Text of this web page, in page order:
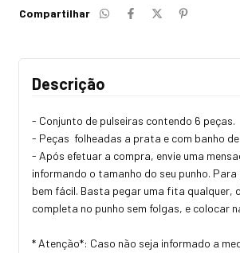
Compartilhar
Descrição
- Conjunto de pulseiras contendo 6 peças.
- Peças folheadas a prata e com banho
- Após efetuar a compra, envie uma
informando o tamanho do seu punho.
bem fácil. Basta pegar uma fita qualquer,
completa no punho sem folgas, e colocar
* Atenção*: Caso não seja informado a